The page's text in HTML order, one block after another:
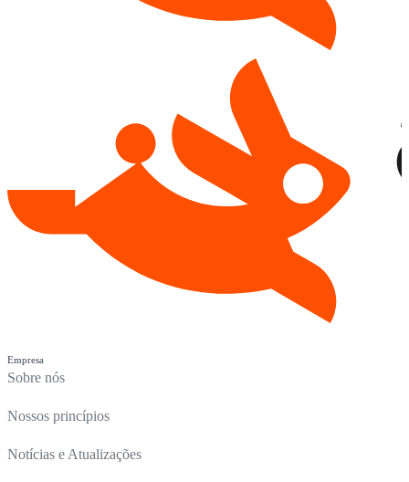
Empresa
Sobre nós
Nossos princípios
Notícias e Atualizações